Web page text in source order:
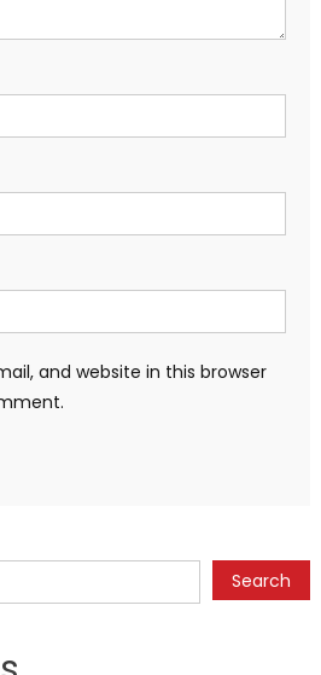
and website in this browser
Search